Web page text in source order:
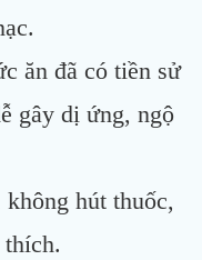
ăn đã có tiền sử
gây dị ứng, ngộ
hút thuốc,